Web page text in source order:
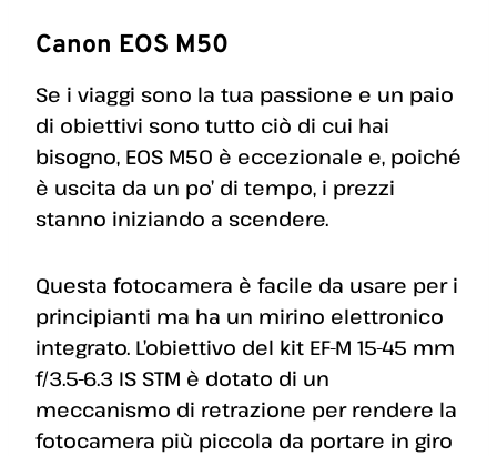
Canon EOS M50
Se i viaggi sono la tua passione e un paio
di obiettivi sono tutto ciò di cui hai
bisogno, EOS M50 è eccezionale e, poiché
è uscita da un po’ di tempo, i prezzi
stanno iniziando a scendere.
Questa fotocamera è facile da usare per i
principianti ma ha un mirino elettronico
integrato. L’obiettivo del kit EF-M 15-45 mm
f/3.5-6.3 IS STM è dotato di un
meccanismo di retrazione per rendere la
fotocamera più piccola da portare in giro